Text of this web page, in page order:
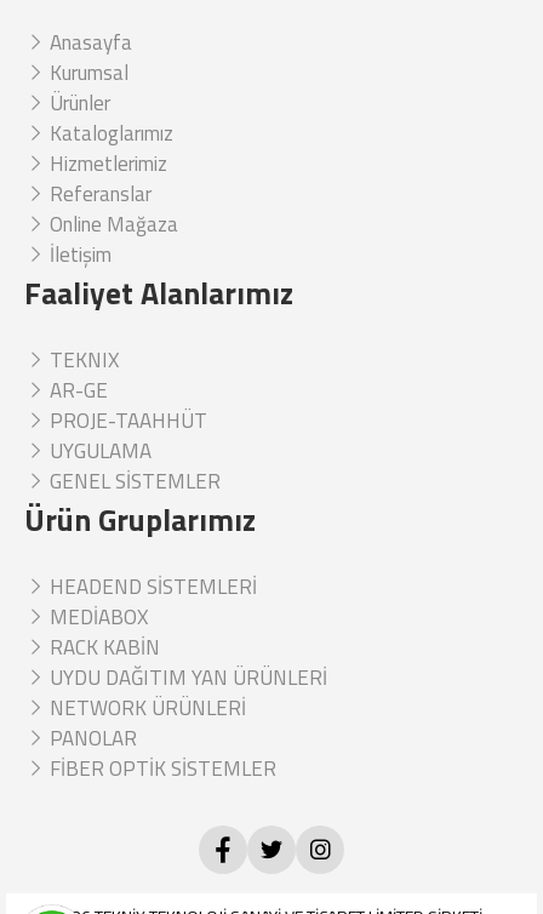
Anasayfa
Kurumsal
Ürünler
Kataloglarımız
Hizmetlerimiz
Referanslar
Online Mağaza
İletişim
Faaliyet Alanlarımız
TEKNIX
AR-GE
PROJE-TAAHHÜT
UYGULAMA
GENEL SİSTEMLER
Ürün Gruplarımız
HEADEND SİSTEMLERİ
MEDİABOX
RACK KABİN
UYDU DAĞITIM YAN ÜRÜNLERİ
NETWORK ÜRÜNLERİ
PANOLAR
FİBER OPTİK SİSTEMLER